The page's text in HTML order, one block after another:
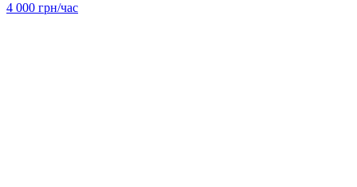
4 000 грн/час